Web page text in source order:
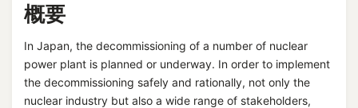
概要
In Japan, the decommissioning of a number of nuclear
power plant is planned or underway. In order to implement
the decommissioning safely and rationally, not only the
nuclear industry but also a wide range of stakeholders,